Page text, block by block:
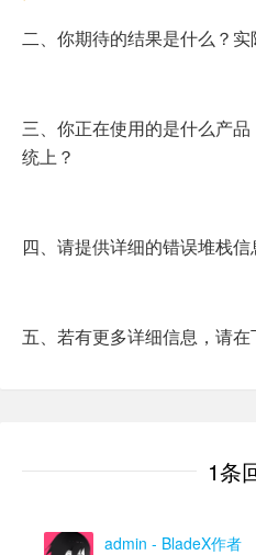
二、你期待的结果是什么？
三、你正在使用的是什么产
统上？
四、请提供详细的错误堆栈信
五、若有更多详细信息，请在
1条
admin - BladeX作者